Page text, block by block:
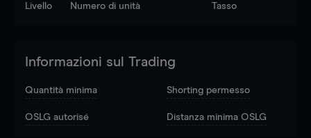
Livello Numero di unità Tasso
Informazioni sul Trading
Quantità minima Shorting permesso
OSLG autorisé Distanza minima OSLG